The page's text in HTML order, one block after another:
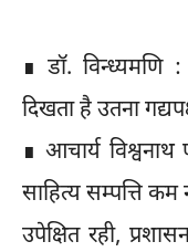
∎ डॉ. विन्ध्यमणि
दिखता है उतना
∎ आचार्य
साहित्य सम्पत्ति
उपेक्षित रही,